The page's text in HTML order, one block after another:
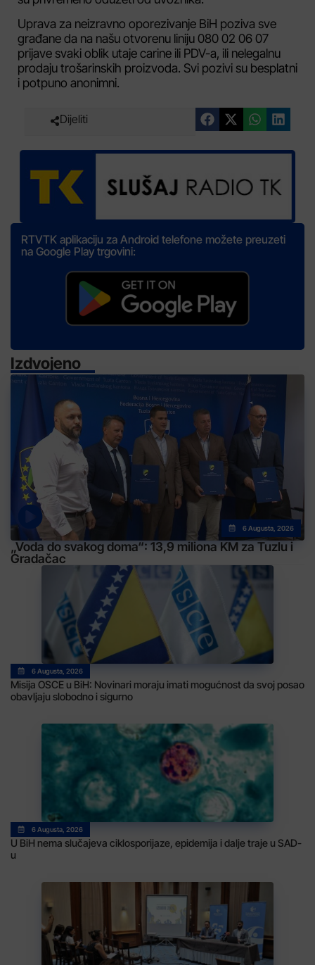
Uprava za neizravno oporezivanje BiH poziva sve
građane da na našu otvorenu liniju 080 02 06 07
prijave svaki oblik utaje carine ili PDV-a, ili nelegalnu
prodaju trošarinskih proizvoda. Svi pozivi su besplatni
i potpuno anonimni.
Dijeliti
RTVTK aplikaciju za Android telefone možete preuzeti
na Google Play trgovini:
Izdvojeno
6 Augusta, 2026
„Voda do svakog doma“: 13,9 miliona KM za Tuzlu i
Gradačac
6 Augusta, 2026
Misija OSCE u BiH: Novinari moraju imati mogućnost da svoj posao
obavljaju slobodno i sigurno
6 Augusta, 2026
U BiH nema slučajeva ciklosporijaze, epidemija i dalje traje u SAD-
u